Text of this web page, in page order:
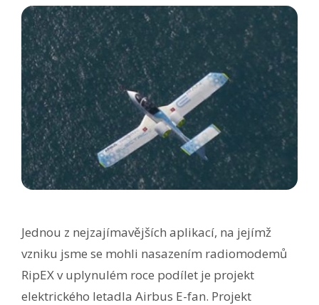
Jednou z nejzajímavějších aplikací, na jejímž
vzniku jsme se mohli nasazením radiomodemů
RipEX v uplynulém roce podílet je projekt
elektrického letadla Airbus E-fan. Projekt